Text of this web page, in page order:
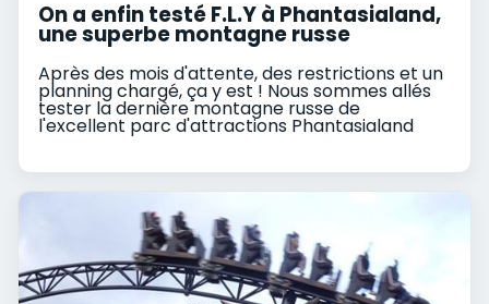
On a enfin testé F.L.Y à Phantasialand,
une superbe montagne russe
Après des mois d'attente, des restrictions et un
planning chargé, ça y est ! Nous sommes allés
tester la dernière montagne russe de
l'excellent parc d'attractions Phantasialand